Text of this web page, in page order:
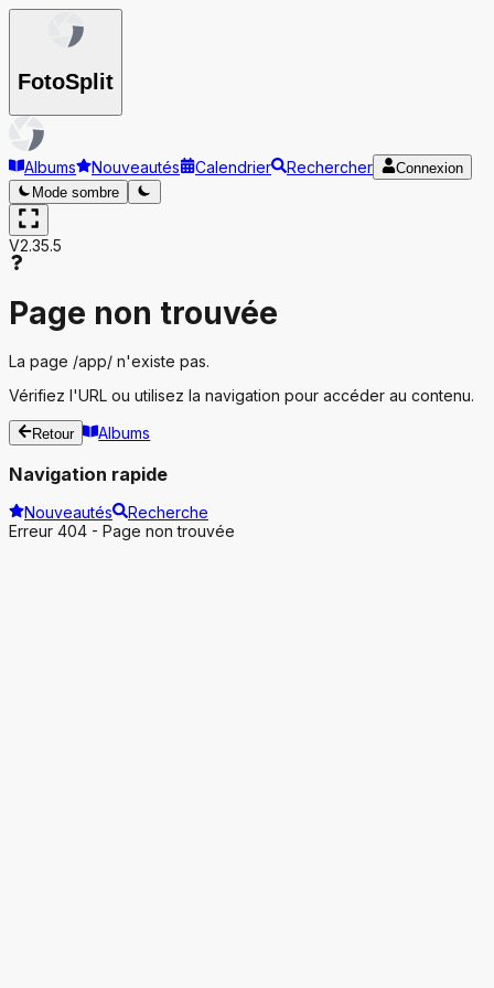
FotoSplit
Albums Nouveautés Calendrier Rechercher
Connexion
Mode sombre
V2.35.5
Page non trouvée
La page /app/ n'existe pas.
Vérifiez l'URL ou utilisez la navigation pour accéder au contenu.
Retour Albums
Navigation rapide
Nouveautés
Recherche
Erreur 404 - Page non trouvée